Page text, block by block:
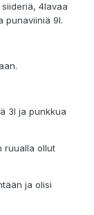
4lavaa
punaviiniä 9l.
3l ja punkkua
ruualla ollut
ja olisi